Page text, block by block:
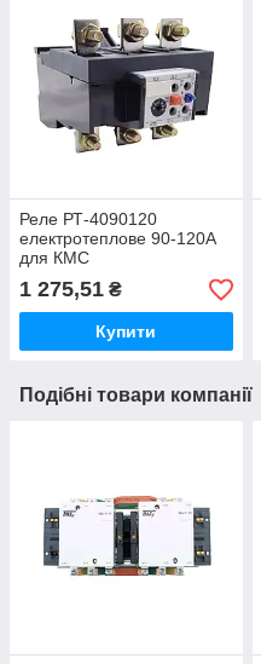
Реле РТ-4090120
електротеплове 90-120А
для КМС
1 275,51 ₴
Купити
Подібні товари компанії